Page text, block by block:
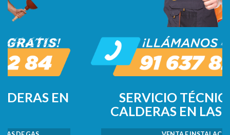
SERVICIO TÉCNICO DE
CALDERAS EN LAS ROZAS